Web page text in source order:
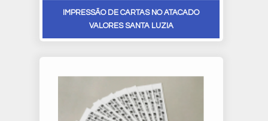
IMPRESSÃO DE CARTAS NO ATACADO
VALORES SANTA LUZIA